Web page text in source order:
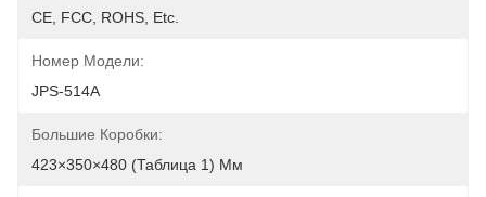
CE, FCC, ROHS, Etc.
Номер Модели:
JPS-514A
Большие Коробки:
423×350×480 (таблица 1) Мм